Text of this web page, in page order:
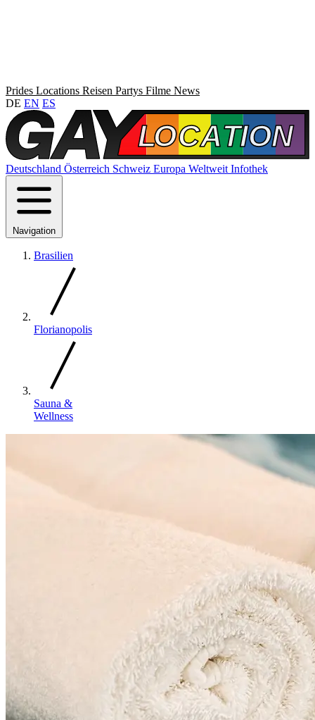
Prides Locations Reisen Partys Filme News
DE EN ES
Deutschland Österreich Schweiz Europa Weltweit Infothek
Navigation
Brasilien
Florianopolis
Sauna &
Wellness